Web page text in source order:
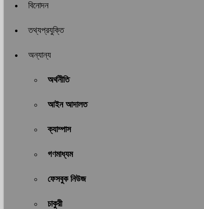
বিনোদন
তথ্যপ্রযুক্তি
অন্যান্য
অর্থনীতি
আইন আদালত
ক্যাম্পাস
গণমাধ্যম
ফেসবুক নিউজ
চাকুরী